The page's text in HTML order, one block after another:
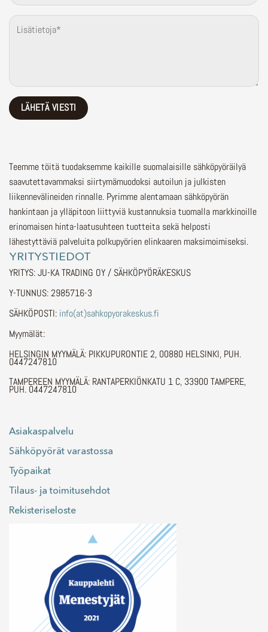
Teemme töitä tuodaksemme kaikille suomalaisille sähköpyöräilyä
saavutettavammaksi siirtymämuodoksi autoilun ja julkisten
liikennevälineiden rinnalle. Pyrimme alentamaan sähköpyörän
hankintaan ja ylläpitoon liittyviä kustannuksia tuomalla markkinoille
erinomaisen hinta-laatusuhteen tuotteita sekä helposti
lähestyttäviä palveluita polkupyörien elinkaaren maksimoimiseksi.
YRITYSTIEDOT
YRITYS: JU-KA TRADING OY / SÄHKÖPYÖRÄKESKUS
Y-TUNNUS: 2985716-3
SÄHKÖPOSTI: info(at)sahkopyorakeskus.fi
Myymälät:
HELSINGIN MYYMÄLÄ: PIKKUPURONTIE 2, 00880 HELSINKI, PUH.
0447247810
TAMPEREEN MYYMÄLÄ: RANTAPERKIÖNKATU 1 C, 33900 TAMPERE,
PUH. 0447247810
Asiakaspalvelu
Sähköpyörät varastossa
Työpaikat
Tilaus- ja toimitusehdot
Rekisteriseloste